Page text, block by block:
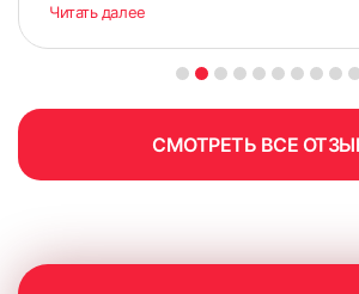
Читать далее
СМОТРЕТЬ ВСЕ